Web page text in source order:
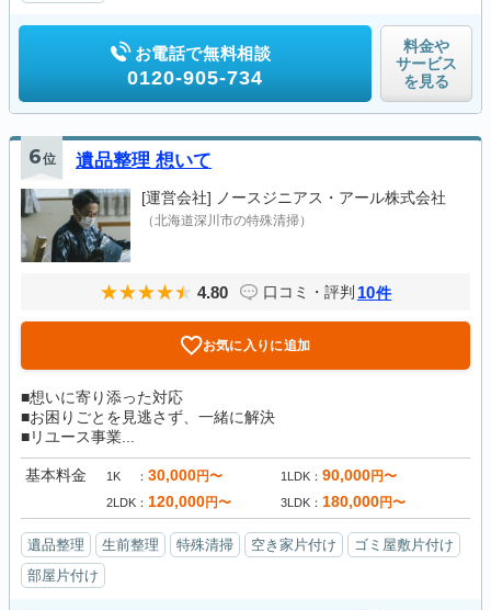
お電話で無料相談
0120-905-734
料金や
サービス
を見る
6位 遺品整理 想いて
[運営会社] ノースジニアス・アール株式会社
（北海道深川市の特殊清掃）
4.80 口コミ・評判 10件
お気に入りに追加
■想いに寄り添った対応
■お困りごとを見逃さず、一緒に解決
■リユース事業...
基本料金 1K 30,000円〜 1LDK 90,000円〜
2LDK 120,000円〜 3LDK 180,000円〜
遺品整理 生前整理 特殊清掃 空き家片付け
ゴミ屋敷片付け
部屋片付け